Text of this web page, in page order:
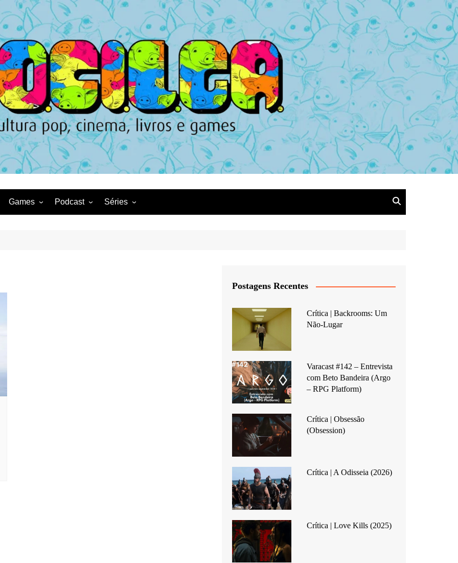
Games Podcast Séries
Postagens Recentes
Crítica | Backrooms: Um
Não-Lugar
Varacast #142 – Entrevista
com Beto Bandeira (Argo
– RPG Platform)
Crítica | Obsessão
(Obsession)
Crítica | A Odisseia (2026)
Crítica | Love Kills (2025)